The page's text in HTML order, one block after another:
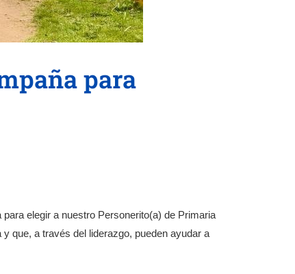
para
elegir a nuestro Personerito(a) de Primaria
que, a través del liderazgo, pueden ayudar a